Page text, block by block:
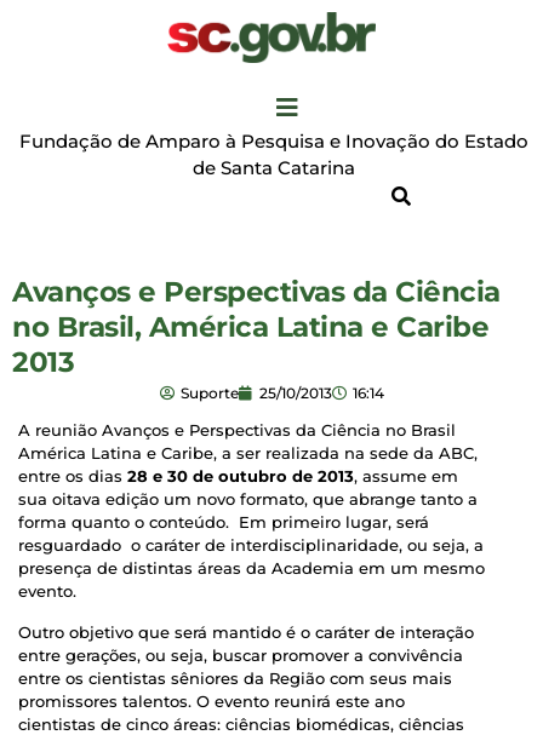
Fundação de Amparo à Pesquisa e Inovação do Estado
de Santa Catarina
Avanços e Perspectivas da Ciência
no Brasil, América Latina e Caribe
2013
Suporte 25/10/2013 16:14
A reunião Avanços e Perspectivas da Ciência no Brasil
América Latina e Caribe, a ser realizada na sede da ABC,
entre os dias 28 e 30 de outubro de 2013, assume em
sua oitava edição um novo formato, que abrange tanto a
forma quanto o conteúdo. Em primeiro lugar, será
resguardado o caráter de interdisciplinaridade, ou seja, a
presença de distintas áreas da Academia em um mesmo
evento.
Outro objetivo que será mantido é o caráter de interação
entre gerações, ou seja, buscar promover a convivência
entre os cientistas sêniores da Região com seus mais
promissores talentos. O evento reunirá este ano
cientistas de cinco áreas: ciências biomédicas, ciências